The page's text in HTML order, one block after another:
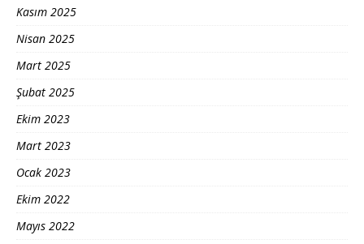
Kasım 2025
Nisan 2025
Mart 2025
Şubat 2025
Ekim 2023
Mart 2023
Ocak 2023
Ekim 2022
Mayıs 2022